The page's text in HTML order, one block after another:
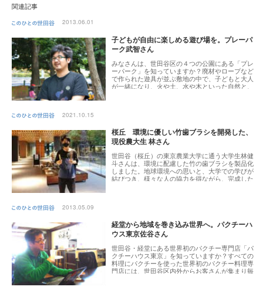
関連記事
2013.06.01
子どもが自由に楽しめる遊び場を。プレーパ
ーク武智さん
みなさんは、世田谷区の４つの公園にある「プレ
ーパーク」を知っていますか？廃材やロープなど
で作られた遊具が並ぶ敷地の中で、子どもと大人
が一緒になり、火や土、水や木といった自然と、
きしました。
2021.10.15
桜丘 環境に優しい竹歯ブラシを開発した、
現役農大生 林さん
世田谷（桜丘）の東京農業大学に通う大学生林健
斗さんは、環境に配慮した竹の歯ブラシを製品化
しました。地球環境への思いと、大学での学びが
結びつき、様々な人の協力を得ながら、完成した
2013.05.09
経堂から地域を巻き込み世界へ。パクチーハ
ウス東京佐谷さん
世田谷・経堂にある世界初のパクチー専門店「パ
クチーハウス東京」を知っていますか？すべての
料理にパクチーを使った世界初のパクチー料理専
門店には、世田谷区内外からお客さんが集まり毎